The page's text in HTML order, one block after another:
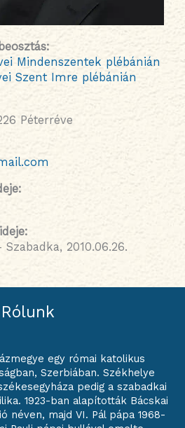
:
Mindenszentek plébánián
Szent Imre plébánián
Péterréve
:
:
2010.06.26.
Rólunk
egy római katolikus
Szerbiában. Székhelye
pedig a szabadkai
1923-ban alapították Bácskai
néven, majd VI. Pál pápa 1968-